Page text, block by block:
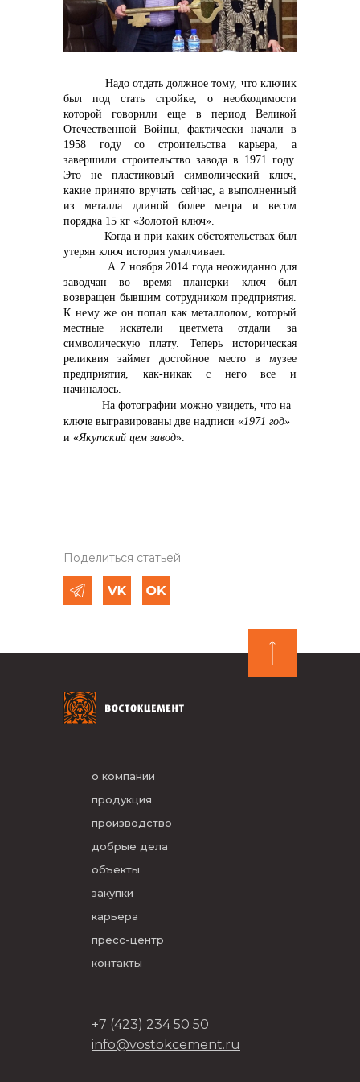
Контакты
+7 (423) 234 50 50
info@vostokcement.ru
Надо отдать должное тому, что ключик
был под стать стройке, о необходимости
которой говорили еще в период Великой
Отечественной Войны, фактически начали в
1958 году со строительства карьера, а
завершили строительство завода в 1971 году.
Это не пластиковый символический ключ,
какие принято вручать сейчас, а выполненный
из металла длиной более метра и весом
порядка 15 кг «Золотой ключ».
Когда и при каких обстоятельствах был
утерян ключ история умалчивает.
А 7 ноября 2014 года неожиданно для
заводчан во время планерки ключ был
возвращен бывшим сотрудником предприятия.
К нему же он попал как металлолом, который
местные искатели цветмета отдали за
символическую плату. Теперь историческая
реликвия займет достойное место в музее
предприятия, как-никак с него все и
начиналось.
На фотографии можно увидеть, что на
ключе выгравированы две надписи «1971 год»
и «Якутский цем завод».
Поделиться статьей
о компании
продукция
производство
добрые дела
объекты
закупки
карьера
пресс-центр
контакты
+7 (423) 234 50 50
info@vostokcement.ru